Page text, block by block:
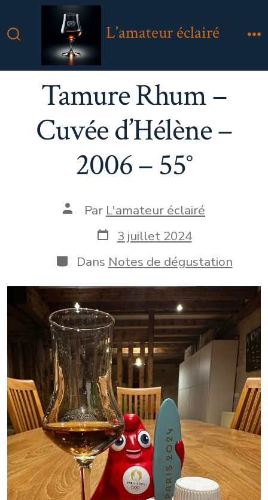
au
Bascule
Rechercher
L'amateur éclairé
Tamure Rhum –
Cuvée d’Hélène –
2006 – 55°
Auteur
publication
Par L'amateur éclairé
Date
de
publication
3 juillet 2024
Catégories
Dans Notes de dégustation